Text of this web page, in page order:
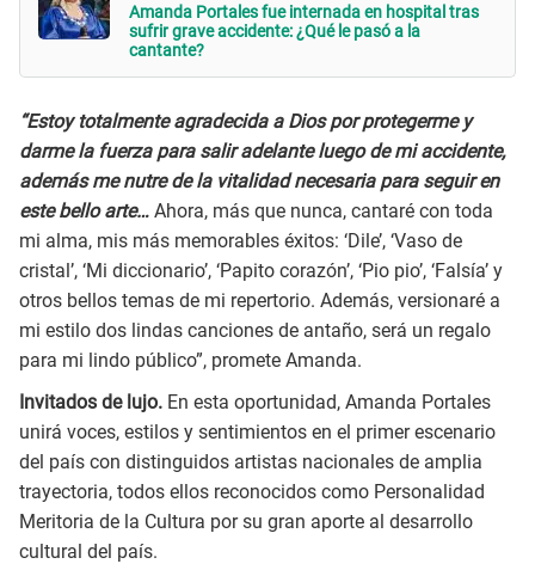
Amanda Portales fue internada en hospital tras
sufrir grave accidente: ¿Qué le pasó a la
cantante?
“Estoy totalmente agradecida a Dios por protegerme y
darme la fuerza para salir adelante luego de mi accidente,
además me nutre de la vitalidad necesaria para seguir en
este bello arte… Ahora, más que nunca, cantaré con toda
mi alma, mis más memorables éxitos: ‘Dile’, ‘Vaso de
cristal’, ‘Mi diccionario’, ‘Papito corazón’, ‘Pio pio’, ‘Falsía’ y
otros bellos temas de mi repertorio. Además, versionaré a
mi estilo dos lindas canciones de antaño, será un regalo
para mi lindo público”, promete Amanda.
Invitados de lujo. En esta oportunidad, Amanda Portales
unirá voces, estilos y sentimientos en el primer escenario
del país con distinguidos artistas nacionales de amplia
trayectoria, todos ellos reconocidos como Personalidad
Meritoria de la Cultura por su gran aporte al desarrollo
cultural del país.